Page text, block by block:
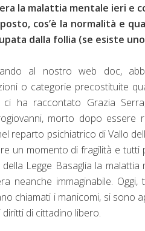
la malattia mentale ieri e
cos’è la normalità e
dalla follia (se esiste
al nostro web doc,
o categorie precostituite
ci ha raccontato Grazia
morto dopo
reparto psichiatrico di Vallo
un momento di fragilità e
della Legge Basaglia la
neanche immaginabile.
chiamati i manicomi, si sono
di cittadino libero.